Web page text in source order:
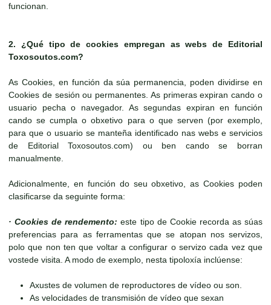
funcionan.
2. ¿Qué tipo de cookies empregan as webs de Editorial
Toxosoutos.com?
As Cookies, en función da súa permanencia, poden dividirse en
Cookies de sesión ou permanentes. As primeras expiran cando o
usuario pecha o navegador. As segundas expiran en función
cando se cumpla o obxetivo para o que serven (por exemplo,
para que o usuario se manteña identificado nas webs e servicios
de Editorial Toxosoutos.com) ou ben cando se borran
manualmente.
Adicionalmente, en función do seu obxetivo, as Cookies poden
clasificarse da seguinte forma:
· Cookies de rendemento: este tipo de Cookie recorda as súas
preferencias para as ferramentas que se atopan nos servizos,
polo que non ten que voltar a configurar o servizo cada vez que
vostede visita. A modo de exemplo, nesta tipoloxía inclúense:
Axustes de volumen de reproductores de vídeo ou son.
As velocidades de transmisión de vídeo que sexan